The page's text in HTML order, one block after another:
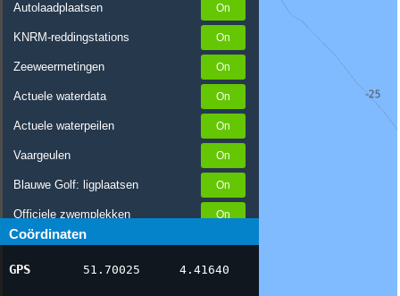
Autolaadplaatsen
KNRM-reddingstations
Zeeweermetingen
Actuele waterdata
Actuele waterpeilen
Vaargeulen
Blauwe Golf: ligplaatsen
Officiele zwemplekken
Stremmingen/hinder
AIS scheepsposities
Coördinaten
GPS 51.70025 4.41640